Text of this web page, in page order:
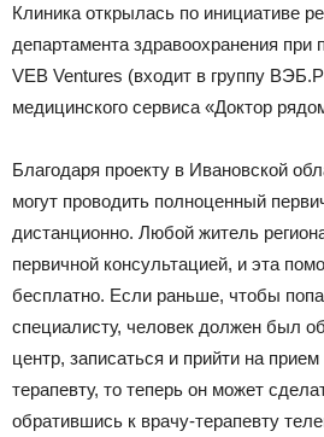
газеты
Клиника открылась по инициативе
департамента здравоохранения при
VEB Ventures (входит в группу
медицинского сервиса «Доктор
Благодаря проекту в Ивановской
могут проводить полноценный
дистанционно. Любой житель
первичной консультацией, и эта
бесплатно. Если раньше, чтобы
специалисту, человек должен был
центр, записаться и прийти на
терапевту, то теперь он может
обратившись к врачу-терапевту